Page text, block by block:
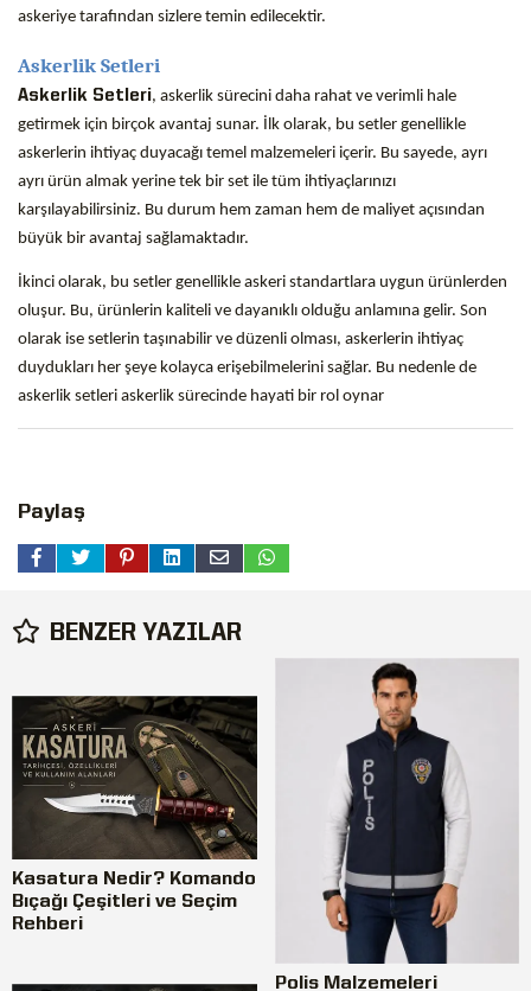
askeriye tarafından sizlere temin edilecektir.
Askerlik Setleri
Askerlik Setleri, askerlik sürecini daha rahat ve verimli hale
getirmek için birçok avantaj sunar. İlk olarak, bu setler genellikle
askerlerin ihtiyaç duyacağı temel malzemeleri içerir. Bu sayede, ayrı
ayrı ürün almak yerine tek bir set ile tüm ihtiyaçlarınızı
karşılayabilirsiniz. Bu durum hem zaman hem de maliyet açısından
büyük bir avantaj sağlamaktadır.
İkinci olarak, bu setler genellikle askeri standartlara uygun ürünlerden
oluşur. Bu, ürünlerin kaliteli ve dayanıklı olduğu anlamına gelir. Son
olarak ise setlerin taşınabilir ve düzenli olması, askerlerin ihtiyaç
duydukları her şeye kolayca erişebilmelerini sağlar. Bu nedenle de
askerlik setleri askerlik sürecinde hayati bir rol oynar
Paylaş
BENZER YAZILAR
Kasatura Nedir? Komando
Bıçağı Çeşitleri ve Seçim
Rehberi
Polis Malzemeleri